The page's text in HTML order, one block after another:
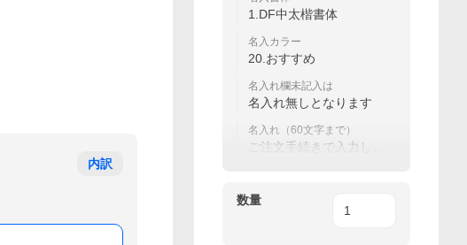
内訳
1.DF中太楷書体
名入カラー
20.おすすめ
名入れ欄未記入は
名入れ無しとなります
名入れ（60文字まで）
ご注文手続きで入力して
数量